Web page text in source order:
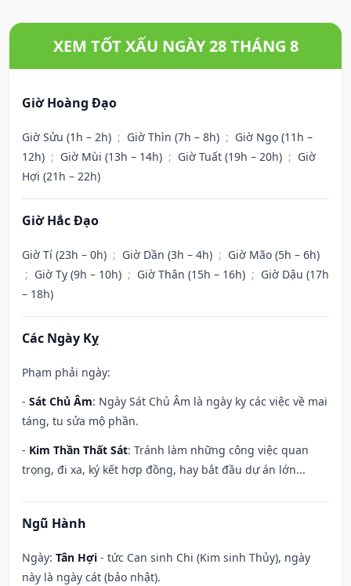
XEM TỐT XẤU NGÀY 28 THÁNG 8
Giờ Hoàng Đạo
Giờ Sửu (1h – 2h) ; Giờ Thìn (7h – 8h) ; Giờ Ngọ (11h –
12h) ; Giờ Mùi (13h – 14h) ; Giờ Tuất (19h – 20h) ; Giờ
Hợi (21h – 22h)
Giờ Hắc Đạo
Giờ Tí (23h – 0h) ; Giờ Dần (3h – 4h) ; Giờ Mão (5h – 6h)
; Giờ Tỵ (9h – 10h) ; Giờ Thân (15h – 16h) ; Giờ Dậu (17h
– 18h)
Các Ngày Kỵ
Phạm phải ngày:
- Sát Chủ Âm: Ngày Sát Chủ Âm là ngày kỵ các việc về mai
táng, tu sửa mộ phần.
- Kim Thần Thất Sát: Tránh làm những công việc quan
trọng, đi xa, ký kết hợp đồng, hay bắt đầu dự án lớn...
Ngũ Hành
Ngày: Tân Hợi - tức Can sinh Chi (Kim sinh Thủy), ngày
này là ngày cát (bảo nhật).